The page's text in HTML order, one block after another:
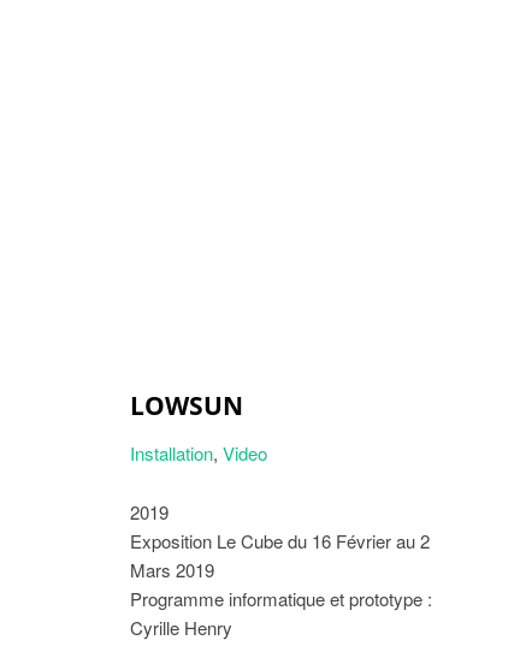
LOWSUN
Installation,Video
2019
Exposition Le Cube du 16 Février au 2
Mars 2019
Programme informatique et prototype :
Cyrille Henry